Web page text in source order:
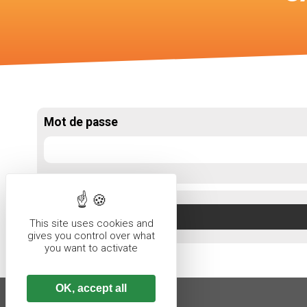
Mot de passe
This site uses cookies and
gives you control over what
you want to activate
OK, accept all